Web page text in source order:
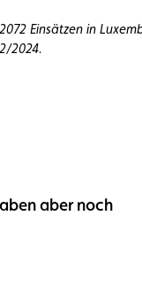
Einsätzen in
2024.
aber noch